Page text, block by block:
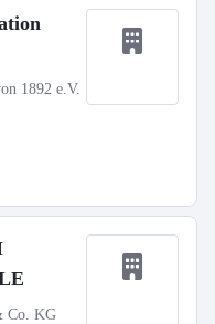
1892 e.V.
Co. KG